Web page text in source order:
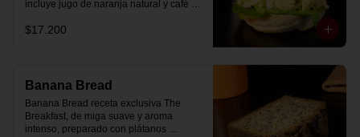
incluye jugo de naranja natural y café o
$17.200
Banana Bread
Banana Bread receta exclusiva The
Breakfast, de miga suave y aroma
intenso, preparado con plátanos